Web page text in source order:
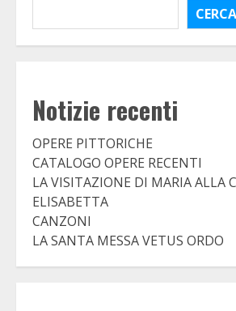
CERCA
Notizie recenti
OPERE PITTORICHE
CATALOGO OPERE RECENTI
LA VISITAZIONE DI MARIA ALLA
ELISABETTA
CANZONI
LA SANTA MESSA VETUS ORDO